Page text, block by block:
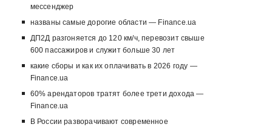
мессенджер
названы самые дорогие области — Finance.ua
ДП2Д разгоняется до 120 км/ч, перевозит свыше
600 пассажиров и служит больше 30 лет
какие сборы и как их оплачивать в 2026 году —
Finance.ua
60% арендаторов тратят более трети дохода —
Finance.ua
В России разворачивают современное